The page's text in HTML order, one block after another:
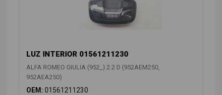
LUZ INTERIOR 01561211230
ALFA ROMEO GIULIA (952_) 2.2 D (952AEM250,
952AEA250)
OEM: 01561211230